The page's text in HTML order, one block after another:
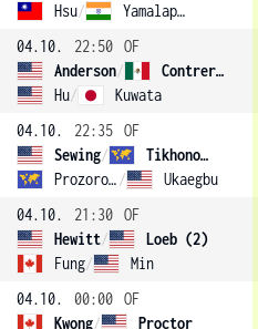
Hsu/ Yamalapalli
04.10.
22:50 OF
Anderson/
Contreras Gomez (3)
Hu/ Kuwata
04.10.
22:35 OF
Sewing/
Tikhonova (1)
Prozorova / Ukaegbu
04.10.
21:30 OF
Hewitt/
Loeb (2)
Fung/ Min
04.10.
00:00 OF
Kwong/
Proctor